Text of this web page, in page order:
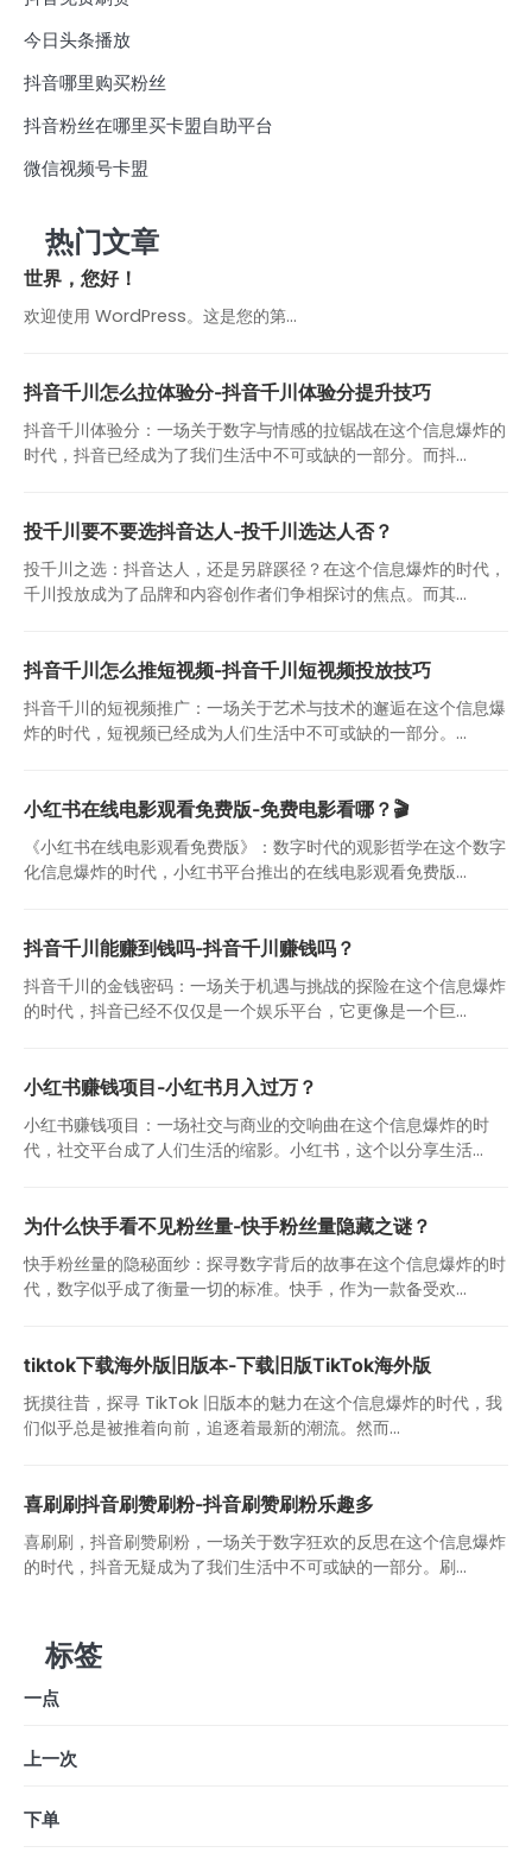
今日头条播放
抖音哪里购买粉丝
抖音粉丝在哪里买卡盟自助平台
微信视频号卡盟
热门文章
世界，您好！
欢迎使用 WordPress。这是您的第…
抖音千川怎么拉体验分-抖音千川体验分提升技巧
抖音千川体验分：一场关于数字与情感的拉锯战在这个信息爆炸的
时代，抖音已经成为了我们生活中不可或缺的一部分。而抖...
投千川要不要选抖音达人-投千川选达人否？
投千川之选：抖音达人，还是另辟蹊径？在这个信息爆炸的时代，
千川投放成为了品牌和内容创作者们争相探讨的焦点。而其...
抖音千川怎么推短视频-抖音千川短视频投放技巧
抖音千川的短视频推广：一场关于艺术与技术的邂逅在这个信息爆
炸的时代，短视频已经成为人们生活中不可或缺的一部分。...
小红书在线电影观看免费版-免费电影看哪？🎬
《小红书在线电影观看免费版》：数字时代的观影哲学在这个数字
化信息爆炸的时代，小红书平台推出的在线电影观看免费版...
抖音千川能赚到钱吗-抖音千川赚钱吗？
抖音千川的金钱密码：一场关于机遇与挑战的探险在这个信息爆炸
的时代，抖音已经不仅仅是一个娱乐平台，它更像是一个巨...
小红书赚钱项目-小红书月入过万？
小红书赚钱项目：一场社交与商业的交响曲在这个信息爆炸的时
代，社交平台成了人们生活的缩影。小红书，这个以分享生活...
为什么快手看不见粉丝量-快手粉丝量隐藏之谜？
快手粉丝量的隐秘面纱：探寻数字背后的故事在这个信息爆炸的时
代，数字似乎成了衡量一切的标准。快手，作为一款备受欢...
tiktok下载海外版旧版本-下载旧版TikTok海外版
抚摸往昔，探寻 TikTok 旧版本的魅力在这个信息爆炸的时代，我
们似乎总是被推着向前，追逐着最新的潮流。然而...
喜刷刷抖音刷赞刷粉-抖音刷赞刷粉乐趣多
喜刷刷，抖音刷赞刷粉，一场关于数字狂欢的反思在这个信息爆炸
的时代，抖音无疑成为了我们生活中不可或缺的一部分。刷...
标签
一点
上一次
下单